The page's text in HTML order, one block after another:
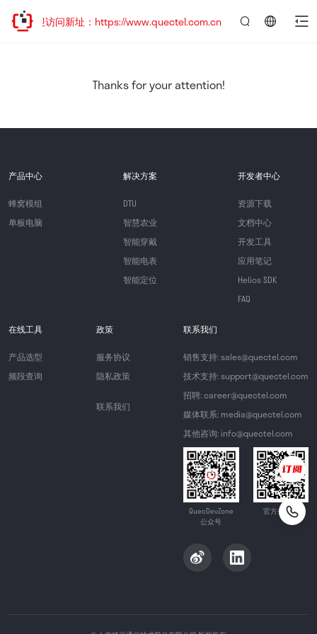
移，欢迎访问新址：https://www.quectel.com.cn
Thanks for your attention!
产品中心
蜂窝模组
单板电脑
解决方案
DTU
智慧农业
智能穿戴
智能电表
智能定位
开发者中心
资源下载
文档中心
开发工具
应用笔记
Helios SDK
FAQ
在线工具
产品选型
频段查询
政策
服务协议
隐私政策
联系我们
联系我们
销售支持: sales@quectel.com
技术支持: support@quectel.com
招聘: career@quectel.com
媒体联系: media@quectel.com
其他咨询: info@quectel.com
QuecDevZone
公众号
官方公众号